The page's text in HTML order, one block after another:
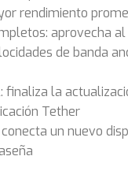
rendimiento
aprovecha
de banda
finaliza la
Tether
un nuevo